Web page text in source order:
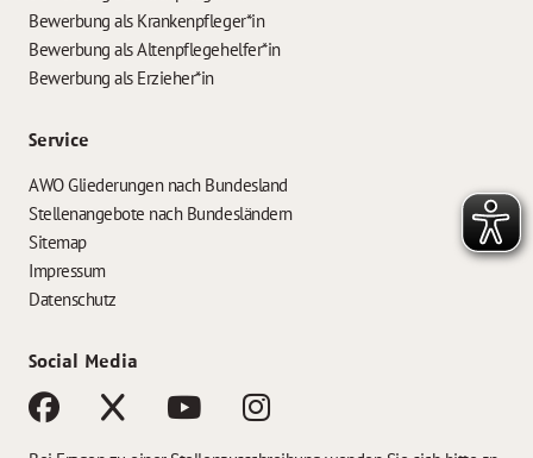
Bewerbung als Krankenpfleger*in
Bewerbung als Altenpflegehelfer*in
Bewerbung als Erzieher*in
Service
AWO Gliederungen nach Bundesland
Stellenangebote nach Bundesländern
Sitemap
Impressum
Datenschutz
Social Media